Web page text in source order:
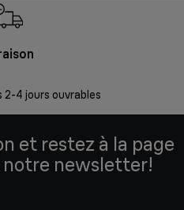
2-4 jours ouvrables
et restez à la page
notre newsletter!